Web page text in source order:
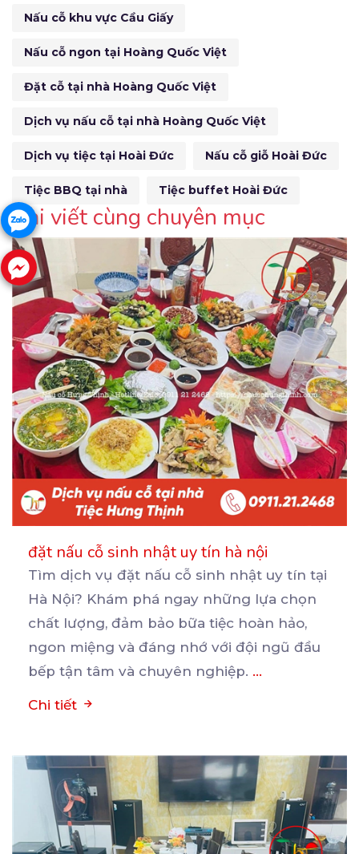
Nấu cỗ khu vực Cầu Giấy
Nấu cỗ ngon tại Hoàng Quốc Việt
Đặt cỗ tại nhà Hoàng Quốc Việt
Dịch vụ nấu cỗ tại nhà Hoàng Quốc Việt
Dịch vụ tiệc tại Hoài Đức Nấu cỗ giỗ Hoài Đức
Tiệc BBQ tại nhà Tiệc buffet Hoài Đức
Bài viết cùng chuyên mục
đặt nấu cỗ sinh nhật uy tín hà nội
Tìm dịch vụ đặt nấu cỗ sinh nhật uy tín tại
Hà Nội? Khám phá ngay những lựa chọn
chất lượng, đảm bảo bữa tiệc hoàn hảo,
ngon miệng và đáng nhớ với đội ngũ đầu
bếp tận tâm và chuyên nghiệp. ...
Chi tiết